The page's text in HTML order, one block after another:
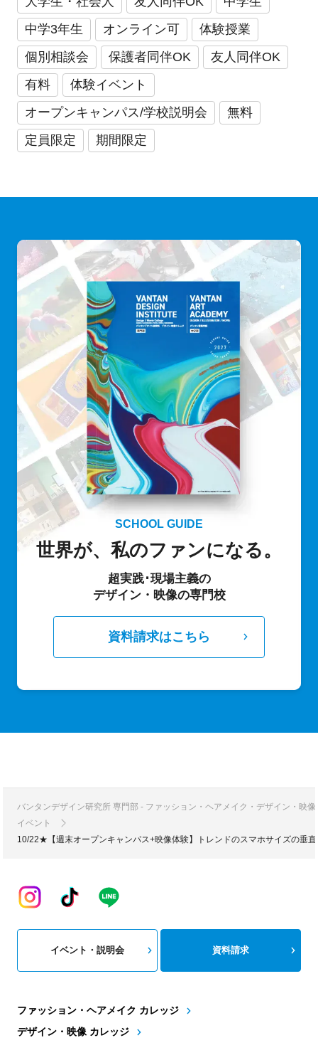
中学3年生
オンライン可
体験授業
個別相談会
保護者同伴OK
友人同伴OK
有料
体験イベント
オープンキャンパス/学校説明会
無料
定員限定
期間限定
SCHOOL GUIDE
世界が、私のファンになる。
超実践･現場主義の
デザイン・映像の専門校
資料請求はこちら
バンタンデザイン研究所 専門部 - ファッション・ヘアメイク・デザイン・映
イベント
10/22★【週末オープンキャンパス+映像体験】トレンドのスマホサイズの垂
ファッション・ヘアメイク カレッジ
デザイン・映像 カレッジ
イベント・説明会 資料請求